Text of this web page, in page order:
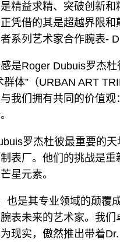
精益求精、突破创新
凭借的其是超越界限和
系列艺术家合作腕表-
是Roger Dubuis罗杰杜
体”（URBAN ART
我们拥有共同的价值观
罗杰杜彼最重要的
表厂。他们的挑战是重
星元素。
也是其专业领域的颠覆
表未来的艺术家。我
现实，傲然推出带着